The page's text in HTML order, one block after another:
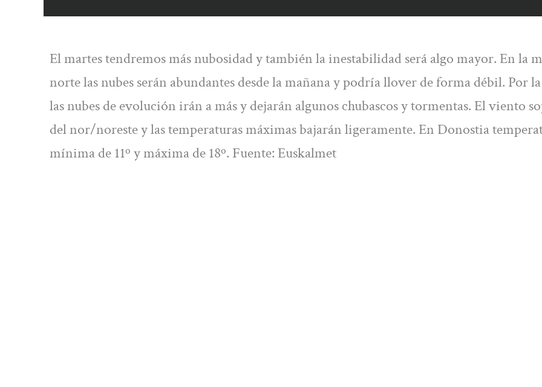
El martes tendremos más nubosidad y también la inestabilidad será algo mayor. En la
norte las nubes serán abundantes desde la mañana y podría llover de forma débil. Por
las nubes de evolución irán a más y dejarán algunos chubascos y tormentas. El viento
del nor/noreste y las temperaturas máximas bajarán ligeramente. En Donostia
mínima de 11º y máxima de 18º. Fuente: Euskalmet